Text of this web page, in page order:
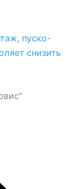
пуско-
снизить